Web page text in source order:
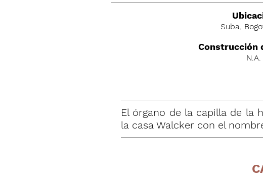
Suba,
Construcción
N.A.
El órgano de la capilla de la
la casa Walcker con el